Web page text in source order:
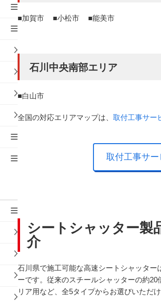
加賀市 小松市 能美市
石川中央南部エリア
白山市
全国の対応エリアマップは、 取付工事サー
取付工事サ
シートシャッター製
介
石川県で施工可能な高速シートシャッタ
ーです。従来のスチールシャッターの約
リア用など、全5タイプからお選びいただけ